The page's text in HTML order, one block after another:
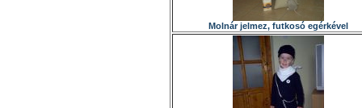
Molnár jelmez, futkosó egérkével